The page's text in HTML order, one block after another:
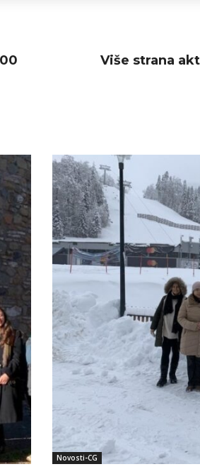
Više strana
Novosti-CG